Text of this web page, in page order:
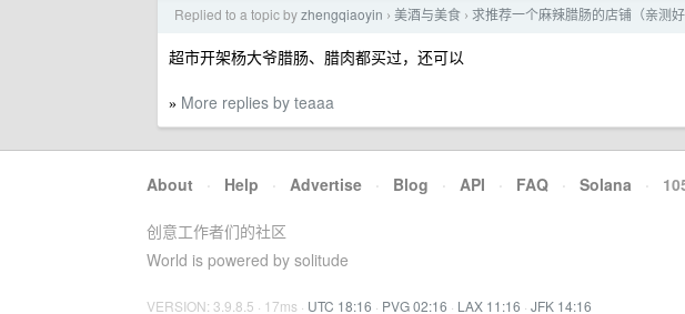
Replied to a topic byzhengqiaoyin › 美酒与美食 › 求推荐一个麻辣腊肠的店铺（亲测好
超市开架杨大爷腊肠、腊肉都买过，还可以
» More replies by teaaa
About · Help · Advertise · Blog · API · FAQ · Solana ·
创意工作者们的社区
World is powered by solitude
VERSION: 3.9.8.5 · 17ms · UTC 18:16 · PVG 02:16 · LAX 11:16 · JFK 14:16